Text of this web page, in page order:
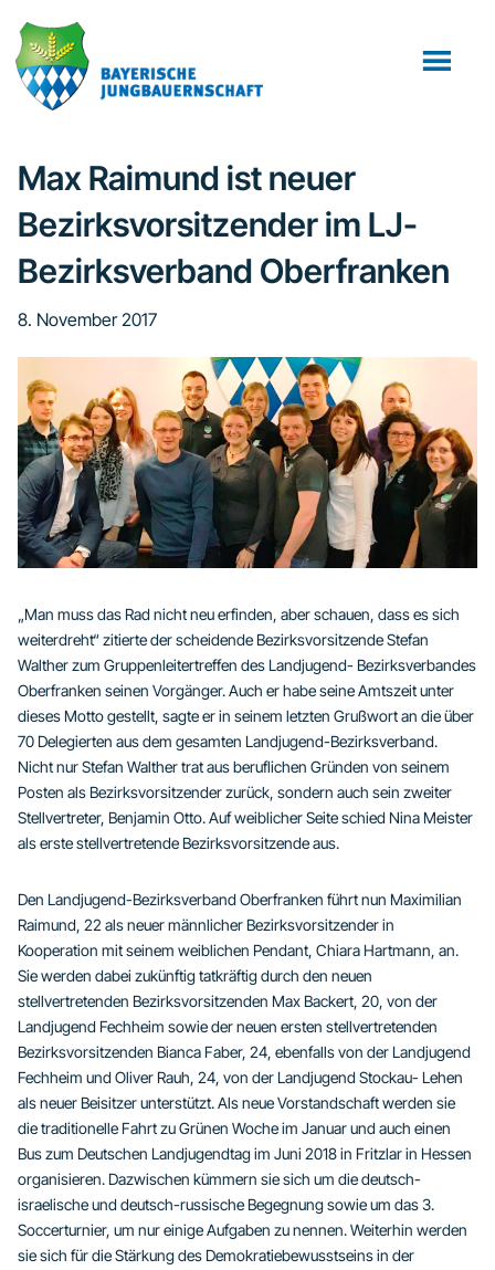
Inhalt
springen
Seitenspalte
springen
Fußzeile
springen
Max Raimund ist neuer
Bezirksvorsitzender im LJ-
Bezirksverband Oberfranken
8. November 2017
„Man muss das Rad nicht neu erfinden, aber schauen, dass es sich
weiterdreht“ zitierte der scheidende Bezirksvorsitzende Stefan
Walther zum Gruppenleitertreffen des Landjugend- Bezirksverbandes
Oberfranken seinen Vorgänger. Auch er habe seine Amtszeit unter
dieses Motto gestellt, sagte er in seinem letzten Grußwort an die über
70 Delegierten aus dem gesamten Landjugend-Bezirksverband.
Nicht nur Stefan Walther trat aus beruflichen Gründen von seinem
Posten als Bezirksvorsitzender zurück, sondern auch sein zweiter
Stellvertreter, Benjamin Otto. Auf weiblicher Seite schied Nina Meister
als erste stellvertretende Bezirksvorsitzende aus.
Den Landjugend-Bezirksverband Oberfranken führt nun Maximilian
Raimund, 22 als neuer männlicher Bezirksvorsitzender in
Kooperation mit seinem weiblichen Pendant, Chiara Hartmann, an.
Sie werden dabei zukünftig tatkräftig durch den neuen
stellvertretenden Bezirksvorsitzenden Max Backert, 20, von der
Landjugend Fechheim sowie der neuen ersten stellvertretenden
Bezirksvorsitzenden Bianca Faber, 24, ebenfalls von der Landjugend
Fechheim und Oliver Rauh, 24, von der Landjugend Stockau- Lehen
als neuer Beisitzer unterstützt. Als neue Vorstandschaft werden sie
die traditionelle Fahrt zu Grünen Woche im Januar und auch einen
Bus zum Deutschen Landjugendtag im Juni 2018 in Fritzlar in Hessen
organisieren. Dazwischen kümmern sie sich um die deutsch-
israelische und deutsch-russische Begegnung sowie um das 3.
Soccerturnier, um nur einige Aufgaben zu nennen. Weiterhin werden
sie sich für die Stärkung des Demokratiebewusstseins in der